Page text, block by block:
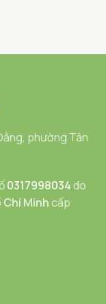
phường Tân
0317998034 do
Chí Minh cấp